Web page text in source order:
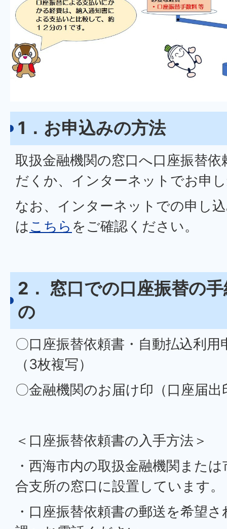
1．お申込みの方法
取扱金融機関の窓口へ口座振替
だくか、インターネットでお申
なお、インターネットでの申し
はこちら をご確認ください。
2． 窓口での口座振替の
の
〇口座振替依頼書・自動払込利用
（3枚複写）
〇金融機関のお届け印（口座届出
＜口座振替依頼書の入手方法＞
・西海市内の取扱金融機関また
合支所の窓口に設置しています。
・口座振替依頼書の郵送を希望